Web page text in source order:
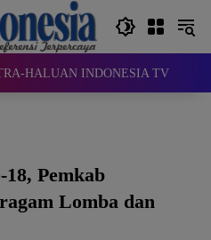
HALUAN INDONESIA TV
Pemkab
Lomba dan